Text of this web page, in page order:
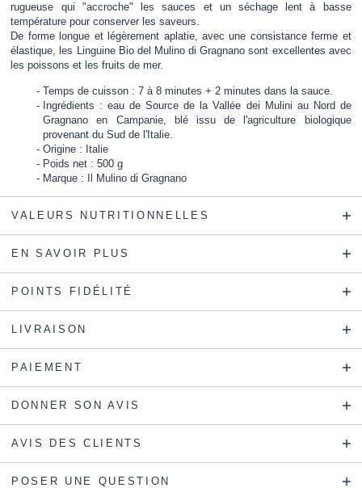
rugueuse qui "accroche" les sauces et un séchage lent à basse
température pour conserver les saveurs.
De forme longue et légèrement aplatie, avec une consistance ferme et
élastique, les Linguine Bio del Mulino di Gragnano sont excellentes avec
les poissons et les fruits de mer.
Temps de cuisson : 7 à 8 minutes + 2 minutes dans la sauce.
Ingrédients : eau de Source de la Vallée dei Mulini au Nord de
Gragnano en Campanie, blé issu de l'agriculture biologique
provenant du Sud de l'Italie.
Origine : Italie
Poids net : 500 g
Marque : Il Mulino di Gragnano
VALEURS NUTRITIONNELLES
EN SAVOIR PLUS
POINTS FIDÉLITÉ
LIVRAISON
PAIEMENT
DONNER SON AVIS
AVIS DES CLIENTS
POSER UNE QUESTION